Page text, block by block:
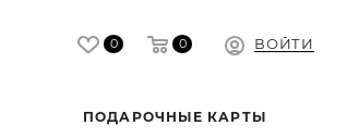
0 0 ВОЙТИ
ПОДАРОЧНЫЕ КАРТЫ